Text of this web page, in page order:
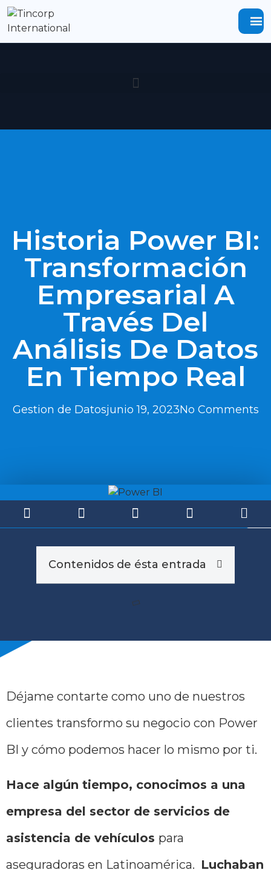
menu
Historia Power BI:
Transformación
Empresarial A
Través Del
Análisis De Datos
En Tiempo Real
Gestion de Datosjunio 19, 2023No Comments
Contenidos de ésta entrada
Déjame contarte como uno de nuestros
clientes transformo su negocio con Power
BI y cómo podemos hacer lo mismo por ti.
Hace algún tiempo, conocimos a una
empresa del sector de servicios de
asistencia de vehículos para
aseguradoras en Latinoamérica. Luchaban